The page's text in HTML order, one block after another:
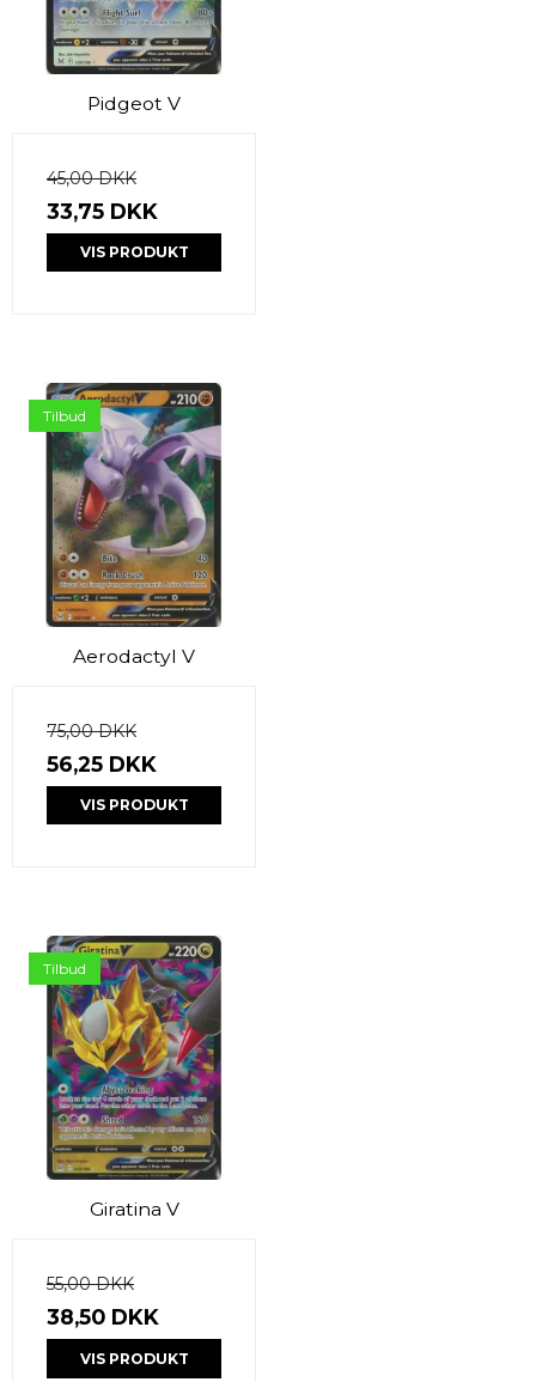
Pidgeot V
45,00 DKK
33,75 DKK
VIS PRODUKT
Tilbud
Aerodactyl V
75,00 DKK
56,25 DKK
VIS PRODUKT
Tilbud
Giratina V
55,00 DKK
38,50 DKK
VIS PRODUKT